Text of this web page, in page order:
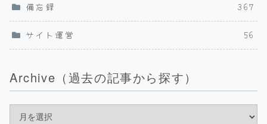
備忘録 367
サイト運営 56
Archive（過去の記事から探す）